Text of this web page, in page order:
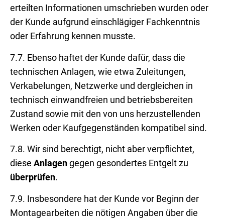
erteilten Informationen umschrieben wurden oder
der Kunde aufgrund einschlägiger Fachkenntnis
oder Erfahrung kennen musste.
7.7. Ebenso haftet der Kunde dafür, dass die
technischen Anlagen, wie etwa Zuleitungen,
Verkabelungen, Netzwerke und dergleichen in
technisch einwandfreien und betriebsbereiten
Zustand sowie mit den von uns herzustellenden
Werken oder Kaufgegenständen kompatibel sind.
7.8. Wir sind berechtigt, nicht aber verpflichtet,
diese Anlagen gegen gesondertes Entgelt zu
überprüfen.
7.9. Insbesondere hat der Kunde vor Beginn der
Montagearbeiten die nötigen Angaben über die